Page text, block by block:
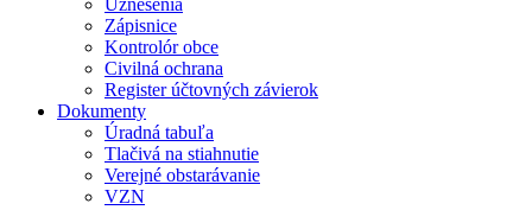
Uznesenia
Zápisnice
Kontrolór obce
Civilná ochrana
Register účtovných závierok
Dokumenty
Úradná tabuľa
Tlačivá na stiahnutie
Verejné obstarávanie
VZN